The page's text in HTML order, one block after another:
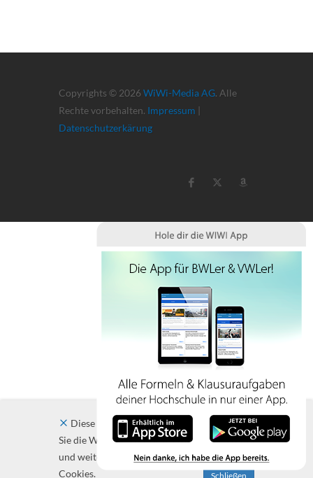
Copyrights © 2026 WiWi-Media AG. Alle
Rechte vorbehalten. Impressum |
Datenschutzerkärung
Diese Website verwendet Cookies. Indem
Sie die Website und ihre Angebote nutzen
und weiter navigieren, akzeptieren Sie diese
Cookies.
Schließen